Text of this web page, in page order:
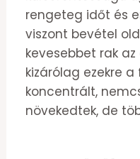
rengeteg időt és
viszont bevétel
kevesebbet rak az
kizárólag ezekre
koncentrált,
növekedtek, de